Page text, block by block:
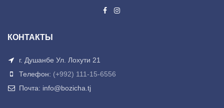
КОНТАКТЫ
г. Душанбе Ул. Лохути 21
Телефон: (+992) 111-15-6556
Почта: info@bozicha.tj